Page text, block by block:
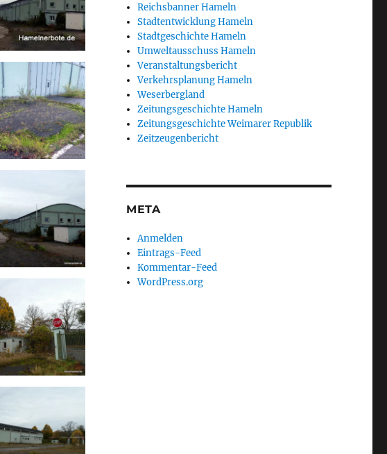
Reichsbanner Hameln
Stadtentwicklung Hameln
Stadtgeschichte Hameln
Umweltausschuss Hameln
Veranstaltungsbericht
Verkehrsplanung Hameln
Weserbergland
Zeitungsgeschichte Hameln
Zeitungsgeschichte Weimarer Republik
Zeitzeugenbericht
META
Anmelden
Eintrags-Feed
Kommentar-Feed
WordPress.org